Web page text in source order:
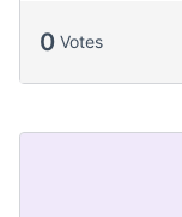
0 Votes